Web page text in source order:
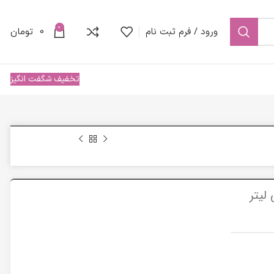
ورود / فرم ثبت نام 0
0 تومان
تخفیف شگفت انگیز
حجم 50 میلی لیتر